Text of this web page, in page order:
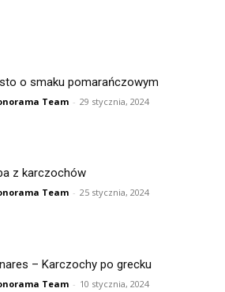
o smaku pomarańczowym
Team - 29 stycznia, 2024
z karczochów
Team - 25 stycznia, 2024
– Karczochy po grecku
Team - 10 stycznia, 2024